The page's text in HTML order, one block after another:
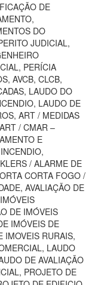
DE
DO
JUDICIAL,
PERÍCIA
AVCB, CLCB,
LAUDO DO
LAUDO DE
ART / MEDIDAS
/ CMAR –
E
/ ALARME DE
CORTA FOGO /
AVALIAÇÃO DE
DE IMÓVEIS
IMÓVEIS DE
IMOVEIS RURAIS,
LAUDO
DE AVALIAÇÃO
PROJETO DE